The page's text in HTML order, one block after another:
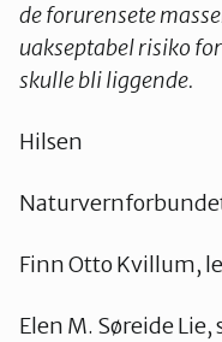
de forurensete
uakseptabel risiko
skulle bli liggende.
Hilsen
Finn Otto Kvillum,
Elen M. Søreide